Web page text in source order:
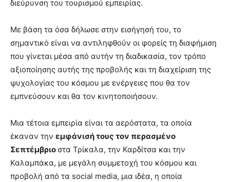
διεύρυνση του τουρισμού εμπειρίας.
Με βάση τα όσα δήλωσε στην εισήγησή του, το
σημαντικό είναι να αντιληφθούν οι φορείς τη διαφήμιση
που γίνεται μέσα από αυτήν τη διαδικασία, τον τρόπο
αξιοποίησης αυτής της προβολής και τη διαχείριση της
ψυχολογίας του κόσμου με ενέργειες που θα τον
εμπνεύσουν και θα τον κινητοποιήσουν.
Μια τέτοια εμπειρία είναι τα αερόστατα, τα οποία
έκαναν την εμφάνισή τους τον περασμένο
Σεπτέμβριο στα Τρίκαλα, την Καρδίτσα και την
Καλαμπάκα, με μεγάλη συμμετοχή του κόσμου και
προβολή από τα social media, μια ιδέα, η οποία